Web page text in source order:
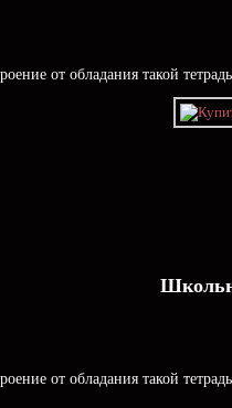
от обладания такой
от обладания такой